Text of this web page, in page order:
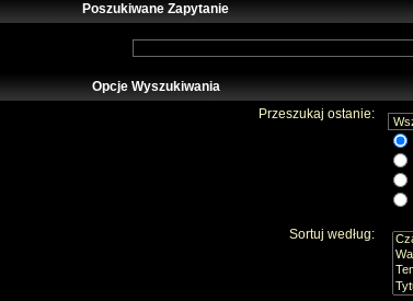
Poszukiwane Zapytanie
Opcje Wyszukiwania
Przeszukaj ostanie:
Sortuj według: